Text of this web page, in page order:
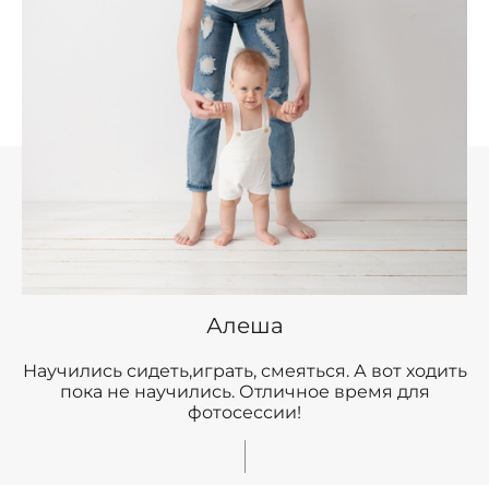
Алеша
Научились сидеть,играть, смеяться. А вот ходить
пока не научились. Отличное время для
фотосессии!